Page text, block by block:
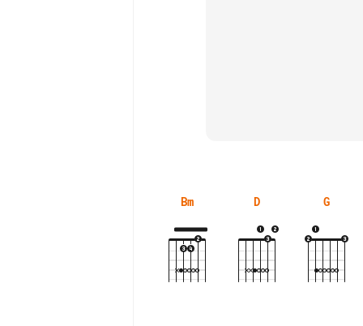
Bm D G